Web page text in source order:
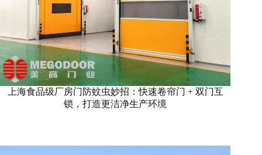
上海食品级厂房门防蚊虫妙招：快速卷帘门 + 双门互
锁，打造更洁净生产环境